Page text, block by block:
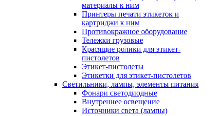
материалы к ним
Принтеры печати этикеток и
картриджи к ним
Противокражное оборудование
Тележки грузовые
Красящие ролики для этикет-
пистолетов
Этикет-пистолеты
Этикетки для этикет-пистолетов
Светильники, лампы, элементы питания
Фонари светодиодные
Внутреннее освещение
Источники света (лампы)